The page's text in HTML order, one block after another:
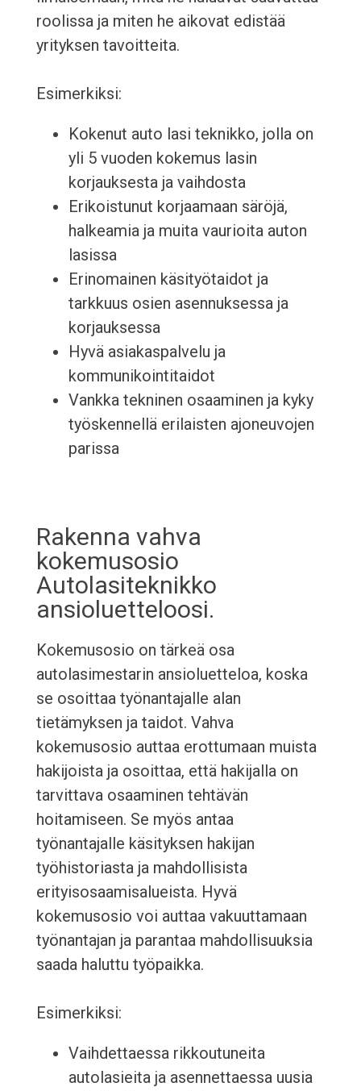
roolissa ja miten he aikovat edistää
yrityksen tavoitteita.
Esimerkiksi:
Kokenut auto lasi teknikko, jolla on
yli 5 vuoden kokemus lasin
korjauksesta ja vaihdosta
Erikoistunut korjaamaan säröjä,
halkeamia ja muita vaurioita auton
lasissa
Erinomainen käsityötaidot ja
tarkkuus osien asennuksessa ja
korjauksessa
Hyvä asiakaspalvelu ja
kommunikointitaidot
Vankka tekninen osaaminen ja kyky
työskennellä erilaisten ajoneuvojen
parissa
Rakenna vahva
kokemusosio
Autolasiteknikko
ansioluetteloosi.
Kokemusosio on tärkeä osa
autolasimestarin ansioluetteloa, koska
se osoittaa työnantajalle alan
tietämyksen ja taidot. Vahva
kokemusosio auttaa erottumaan muista
hakijoista ja osoittaa, että hakijalla on
tarvittava osaaminen tehtävän
hoitamiseen. Se myös antaa
työnantajalle käsityksen hakijan
työhistoriasta ja mahdollisista
erityisosaamisalueista. Hyvä
kokemusosio voi auttaa vakuuttamaan
työnantajan ja parantaa mahdollisuuksia
saada haluttu työpaikka.
Esimerkiksi:
Vaihdettaessa rikkoutuneita
autolasieita ja asennettaessa uusia